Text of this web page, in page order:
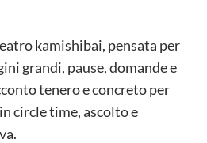
kamishibai, pensata per
grandi, pause, domande e
tenero e concreto per
circle time, ascolto e